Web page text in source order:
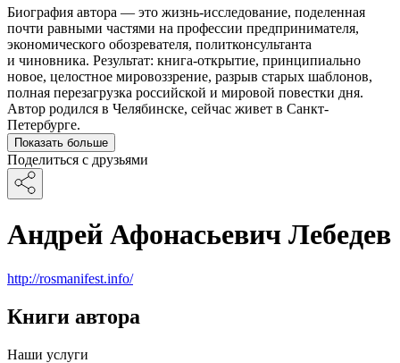
Биография автора — это жизнь-исследование, поделенная
почти равными частями на профессии предпринимателя,
экономического обозревателя, политконсультанта
и чиновника. Результат: книга-открытие, принципиально
новое, целостное мировоззрение, разрыв старых шаблонов,
полная перезагрузка российской и мировой повестки дня.
Автор родился в Челябинске, сейчас живет в Санкт-
Петербурге.
Показать больше
Поделиться с друзьями
Андрей Афонасьевич Лебедев
http://rosmanifest.info/
Книги автора
Наши услуги